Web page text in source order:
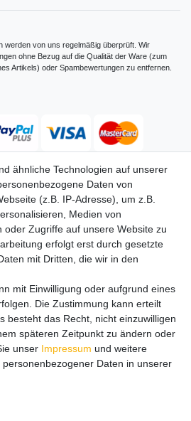
werden von uns regelmäßig überprüft. Wir
ohne Bezug auf die Qualität der Ware (zum
Artikels) oder Spambewertungen zu entfernen.
Widerruf Vertrag widerrufen
MwSt. zzgl.Versandkosten
und Irrtümer vorbehalten.
Länder
ähnliche Technologien auf unserer
Daten von
(z.B. IP-Adresse), um z.B.
Medien von
oder Zugriffe auf unsere Website zu
erfolgt erst durch gesetzte
mit Dritten, die wir in den
mit Einwilligung oder aufgrund eines
Die Zustimmung kann erteilt
besteht das Recht, nicht einzuwilligen
späteren Zeitpunkt zu ändern oder
unser Impressum und weitere
Daten in unserer